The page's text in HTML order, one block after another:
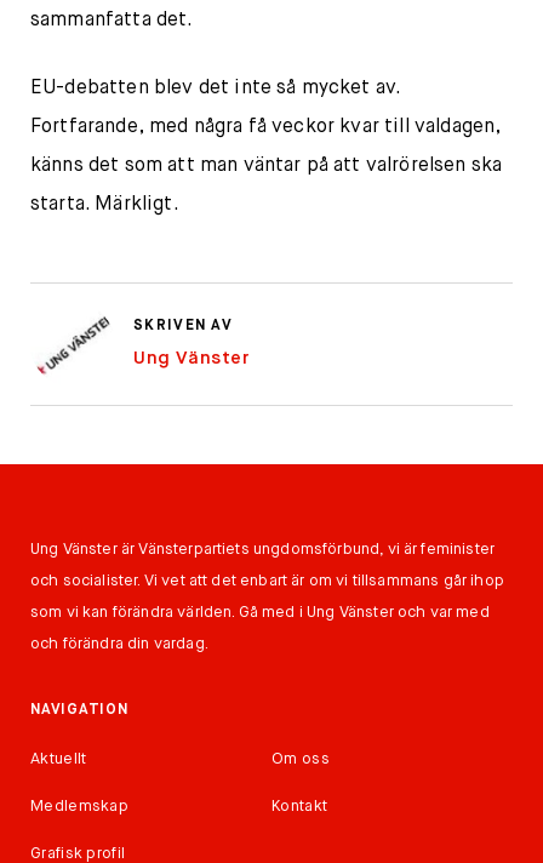
sammanfatta det.
EU-debatten blev det inte så mycket av.
Fortfarande, med några få veckor kvar till valdagen,
känns det som att man väntar på att valrörelsen ska
starta. Märkligt.
SKRIVEN AV
Ung Vänster
Ung Vänster är Vänsterpartiets ungdomsförbund, vi är feminister
och socialister. Vi vet att det enbart är om vi tillsammans går ihop
som vi kan förändra världen. Gå med i Ung Vänster och var med
och förändra din vardag.
NAVIGATION
Aktuellt Om oss
Medlemskap Kontakt
Grafisk profil